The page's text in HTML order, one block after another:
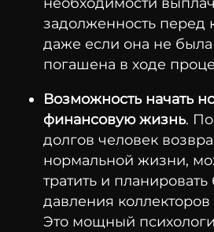
задолженность перед
даже если она не
погашена в ходе
Возможность начать
финансовую жизнь.
долгов человек
нормальной жизни,
тратить и
давления коллекторов
Это мощный